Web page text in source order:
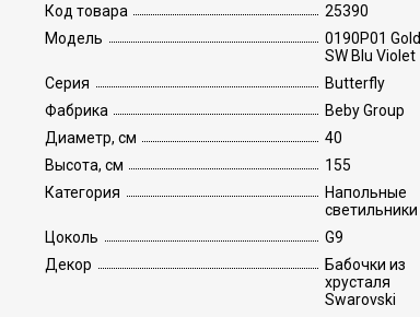
Код товара
25390
Модель
0190P01 Gold
SW Blu Violet
Серия
Butterfly
Фабрика
Beby Group
Диаметр, см
40
Высота, см
155
Категория
Напольные
светильники
Цоколь
G9
Декор
Бабочки из
хрусталя
Swarovski